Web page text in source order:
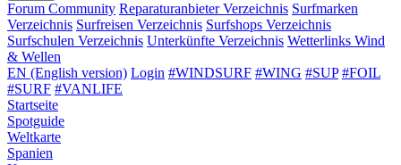
Forum Community ReparaturanbieterVerzeichnis Surfmarken
Verzeichnis Surfreisen Verzeichnis Surfshops Verzeichnis
Surfschulen Verzeichnis Unterkünfte Verzeichnis Wetterlinks Wind
& Wellen
EN (English version) Login #WINDSURF #WING #SUP #FOIL
#SURF #VANLIFE
Startseite
Spotguide
Weltkarte
Spanien